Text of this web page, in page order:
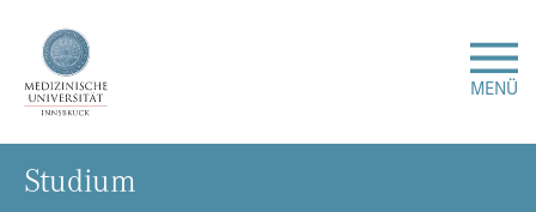
MENÜ
Forschung
Stu­di­um